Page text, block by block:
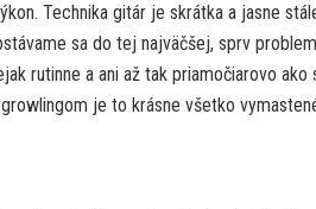
Technika gitár je skrátka a jasne
sa do tej najväčšej, sprv
rutinne a ani až tak priamočiarovo ako
je to krásne všetko